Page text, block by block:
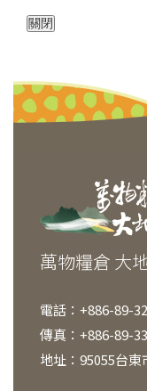
關閉
萬物糧倉 大
電話：+886-89-
傳真：+886-89-
地址：95055台